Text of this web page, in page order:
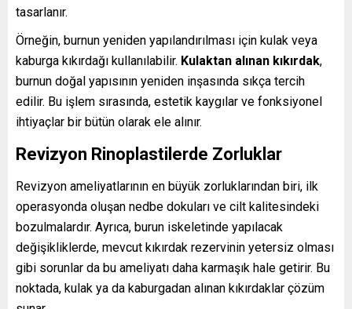
tasarlanır.
Örneğin, burnun yeniden yapılandırılması için kulak veya
kaburga kıkırdağı kullanılabilir. Kulaktan alınan kıkırdak,
burnun doğal yapısının yeniden inşasında sıkça tercih
edilir. Bu işlem sırasında, estetik kaygılar ve fonksiyonel
ihtiyaçlar bir bütün olarak ele alınır.
Revizyon Rinoplastilerde Zorluklar
Revizyon ameliyatlarının en büyük zorluklarından biri, ilk
operasyonda oluşan nedbe dokuları ve cilt kalitesindeki
bozulmalardır. Ayrıca, burun iskeletinde yapılacak
değişikliklerde, mevcut kıkırdak rezervinin yetersiz olması
gibi sorunlar da bu ameliyatı daha karmaşık hale getirir. Bu
noktada, kulak ya da kaburgadan alınan kıkırdaklar çözüm